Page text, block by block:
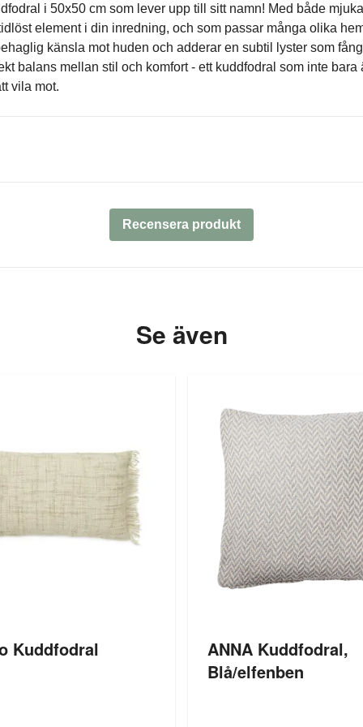
i 50x50 cm som lever upp till sitt namn! Med både
element i din inredning, och som passar många olika
känsla mot huden och adderar en subtil lyster som
balans mellan stil och komfort - ett kuddfodral som inte bara
vila mot.
Recensera produkt
Se även
Kuddfodral
ANNA Kuddfodral,
Blå/elfenben